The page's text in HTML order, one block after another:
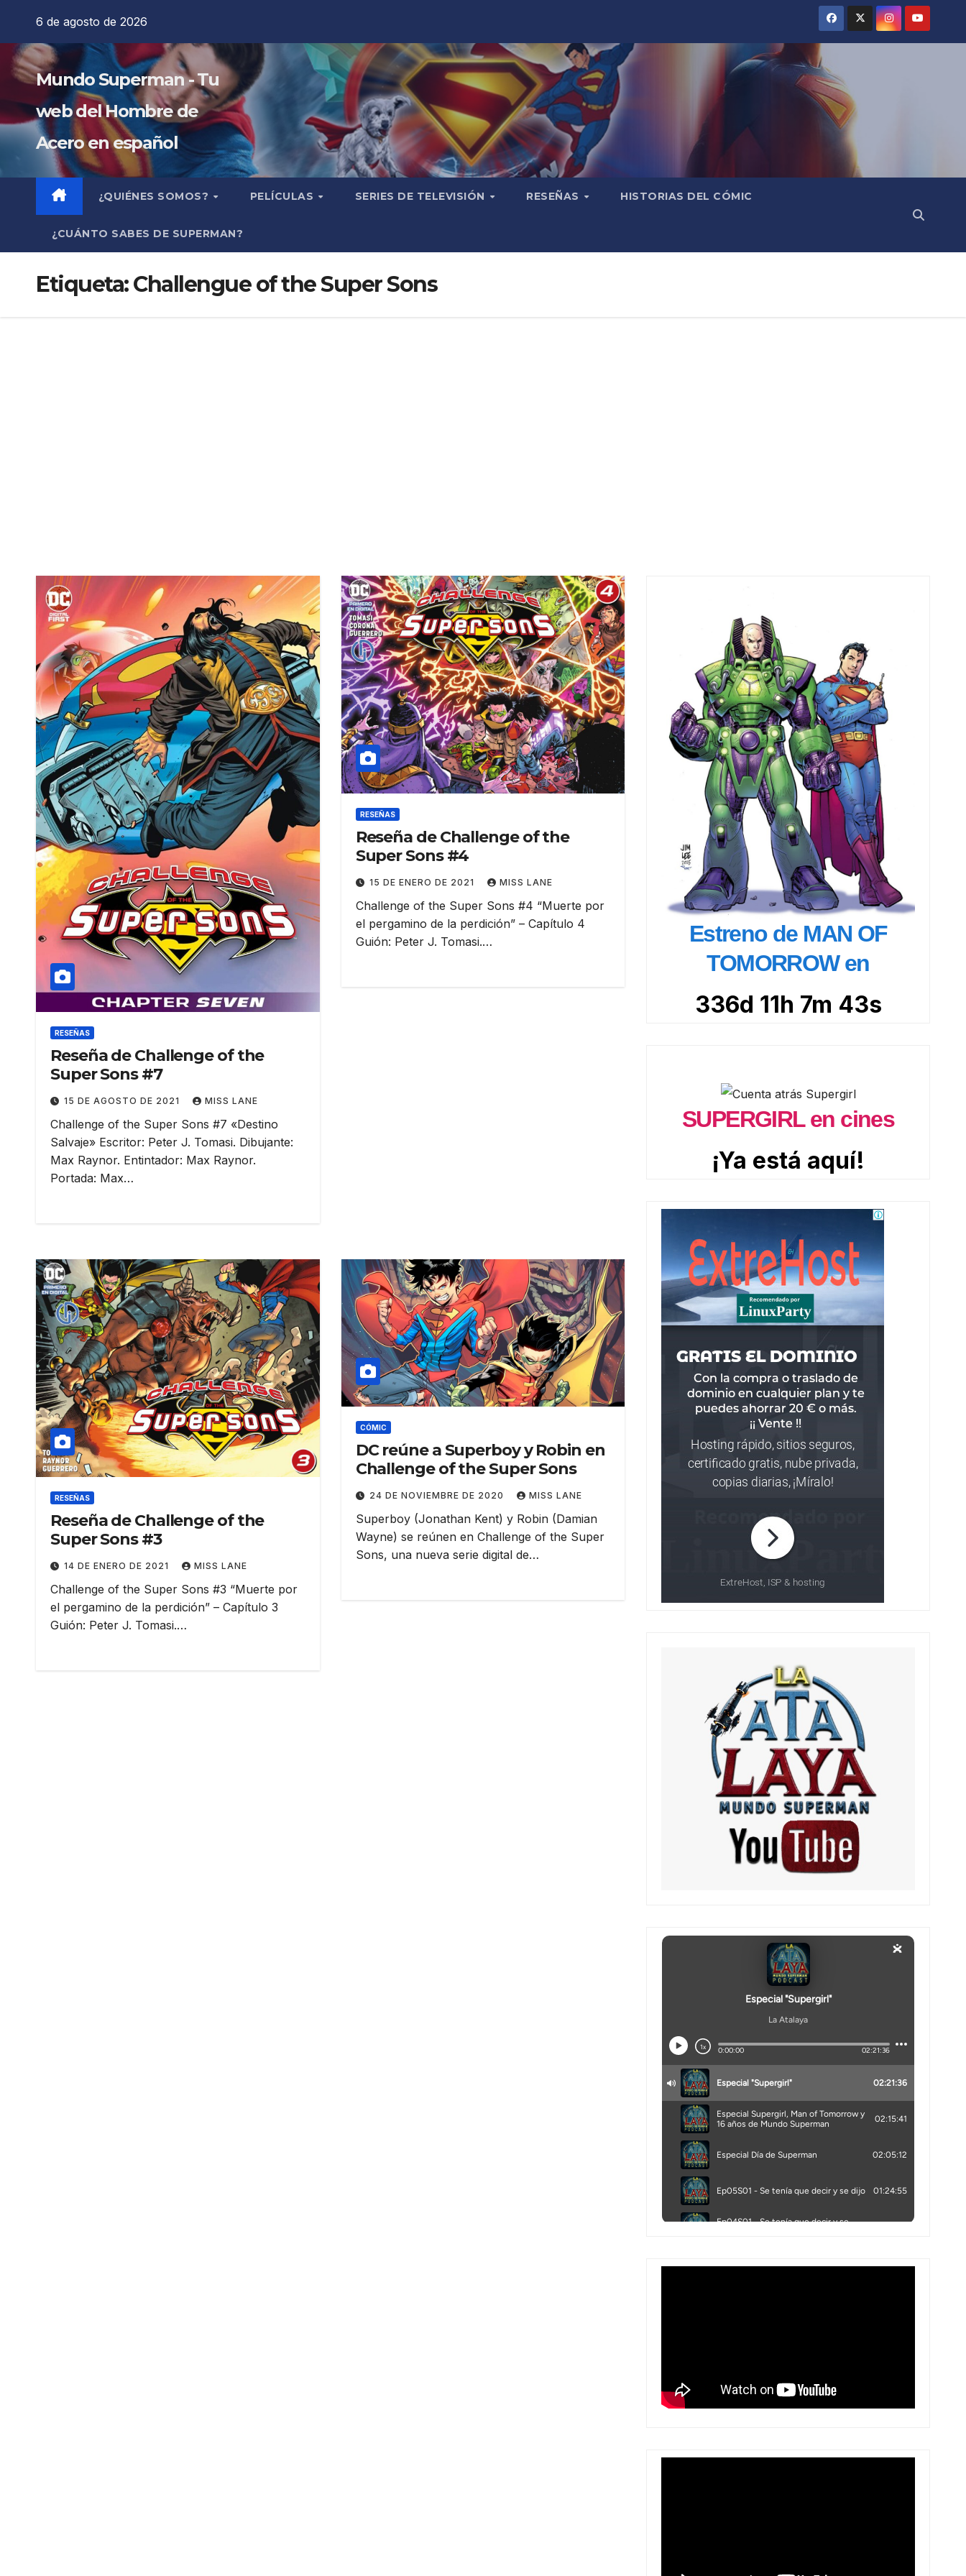
contenido
6 de agosto de 2026
Mundo Superman - Tu
web del Hombre de
Acero en español
¿QUIÉNES SOMOS? PELÍCULAS SERIES DE TELEVISIÓN RESEÑAS HISTORIAS DEL CÓMIC
¿CUÁNTO SABES DE SUPERMAN?
Etiqueta:Challengue of the Super Sons
RESEÑAS
Reseña de Challenge of the
Super Sons #7
15 DE AGOSTO DE 2021 MISS LANE
Challenge of the Super Sons #7 «Destino
Salvaje» Escritor: Peter J. Tomasi. Dibujante:
Max Raynor. Entintador: Max Raynor.
Portada: Max…
RESEÑAS
Reseña de Challenge of the
Super Sons #4
15 DE ENERO DE 2021 MISS LANE
Challenge of the Super Sons #4 “Muerte por
el pergamino de la perdición” – Capítulo 4
Guión: Peter J. Tomasi.…
RESEÑAS
Reseña de Challenge of the
Super Sons #3
14 DE ENERO DE 2021 MISS LANE
Challenge of the Super Sons #3 “Muerte por
el pergamino de la perdición” – Capítulo 3
Guión: Peter J. Tomasi.…
CÓMIC
DC reúne a Superboy y Robin en
Challenge of the Super Sons
24 DE NOVIEMBRE DE 2020 MISS LANE
Superboy (Jonathan Kent) y Robin (Damian
Wayne) se reúnen en Challenge of the Super
Sons, una nueva serie digital de…
Estreno de MAN OF
TOMORROW en
336d 11h 7m 42s
SUPERGIRL en cines
¡Ya está aquí!